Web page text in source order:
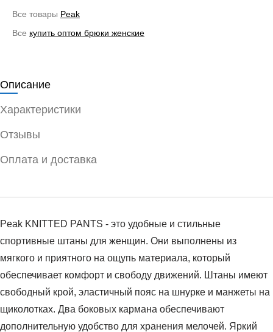
Все товары Peak
Все купить оптом брюки женские
Описание
Характеристики
Отзывы
Оплата и доставка
Peak KNITTED PANTS - это удобные и стильные
спортивные штаны для женщин. Они выполнены из
мягкого и приятного на ощупь материала, который
обеспечивает комфорт и свободу движений. Штаны имеют
свободный крой, эластичный пояс на шнурке и манжеты на
щиколотках. Два боковых кармана обеспечивают
дополнительную удобство для хранения мелочей. Яркий